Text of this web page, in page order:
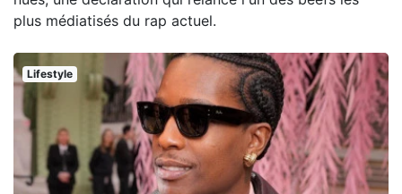
plus médiatisés du rap actuel.
Lifestyle